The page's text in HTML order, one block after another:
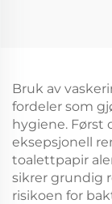
Bruk av
fordeler som
hygiene. Først
eksepsjonell
toalettpapir
sikrer grundig
risikoen for